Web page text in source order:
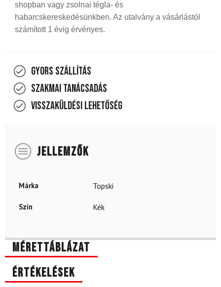
shopban vagy zsolnai tégla- és
habarcskereskedésünkben. Az utalvány a vásárlástól
számított 1 évig érvényes.
Gyors szállítás
Szakmai tanácsadás
Visszaküldési lehetőség
JELLEMZŐK
Márka Topski
Szín Kék
Mérettáblázat
Értékelések